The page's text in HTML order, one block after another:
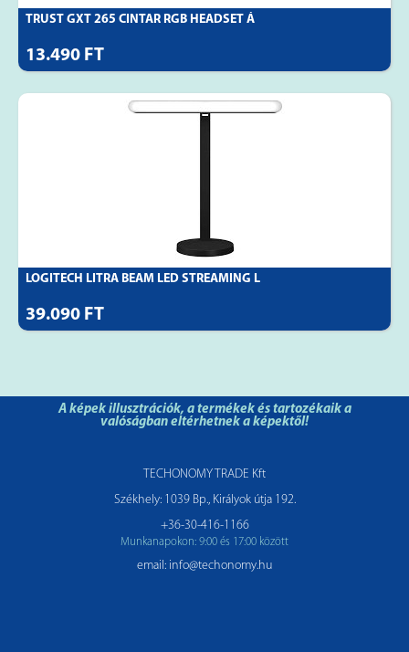
TRUST GXT 265 CINTAR RGB HEADSET Á
13.490 FT
LOGITECH LITRA BEAM LED STREAMING L
39.090 FT
A képek illusztrációk, a termékek és tartozékaik a
valóságban eltérhetnek a képektől!
TECHONOMY TRADE Kft
Székhely: 1039 Bp., Királyok útja 192.
+36-30-416-1166
Munkanapokon: 9:00 és 17:00 között
email: info@techonomy.hu